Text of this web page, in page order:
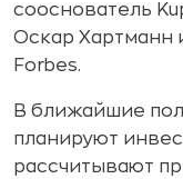
сооснователь
Оскар Хартманн
Forbes.
В ближайшие
планируют
рассчитывают